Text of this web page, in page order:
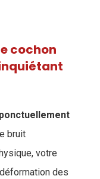
cochon
ponctuellement
bruit
votre
des